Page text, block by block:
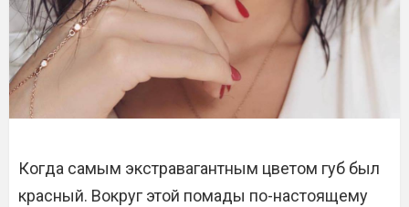
Когда самым экстравагантным цветом губ был
красный. Вокруг этой помады по-настоящему